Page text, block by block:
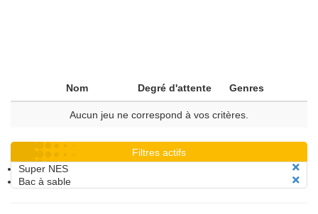
Nom Degré d'attente Genres
Aucun jeu ne correspond à vos critères.
Filtres actifs
Super NES
Bac à sable